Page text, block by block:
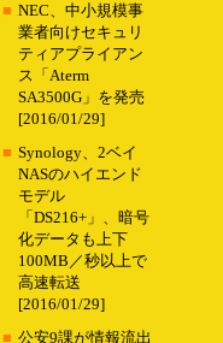
■ NEC、中小規模事
業者向けセキュリ
ティアプライアン
ス「Aterm
SA3500G」を発売
[2016/01/29]
■ Synology、2ベイ
NASのハイエンド
モデル
「DS216+」、暗号
化データも上下
100MB／秒以上で
高速転送
[2016/01/29]
■ 公安9課が情報流出